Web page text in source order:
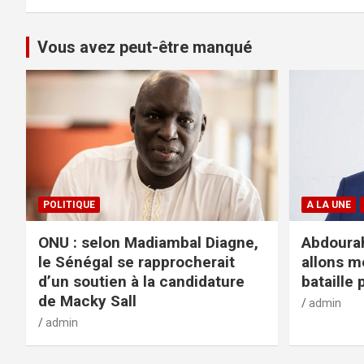
Vous avez peut-être manqué
POLITIQUE
ONU : selon Madiambal Diagne,
le Sénégal se rapprocherait
d’un soutien à la candidature
de Macky Sall
admin
A LA UNE
allons
bataille
admin